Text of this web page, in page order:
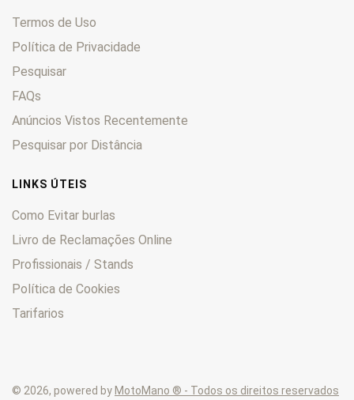
Termos de Uso
Política de Privacidade
Pesquisar
FAQs
Anúncios Vistos Recentemente
Pesquisar por Distância
LINKS ÚTEIS
Como Evitar burlas
Livro de Reclamações Online
Profissionais / Stands
Política de Cookies
Tarifarios
© 2026, powered by MotoMano ® - Todos os direitos reservados